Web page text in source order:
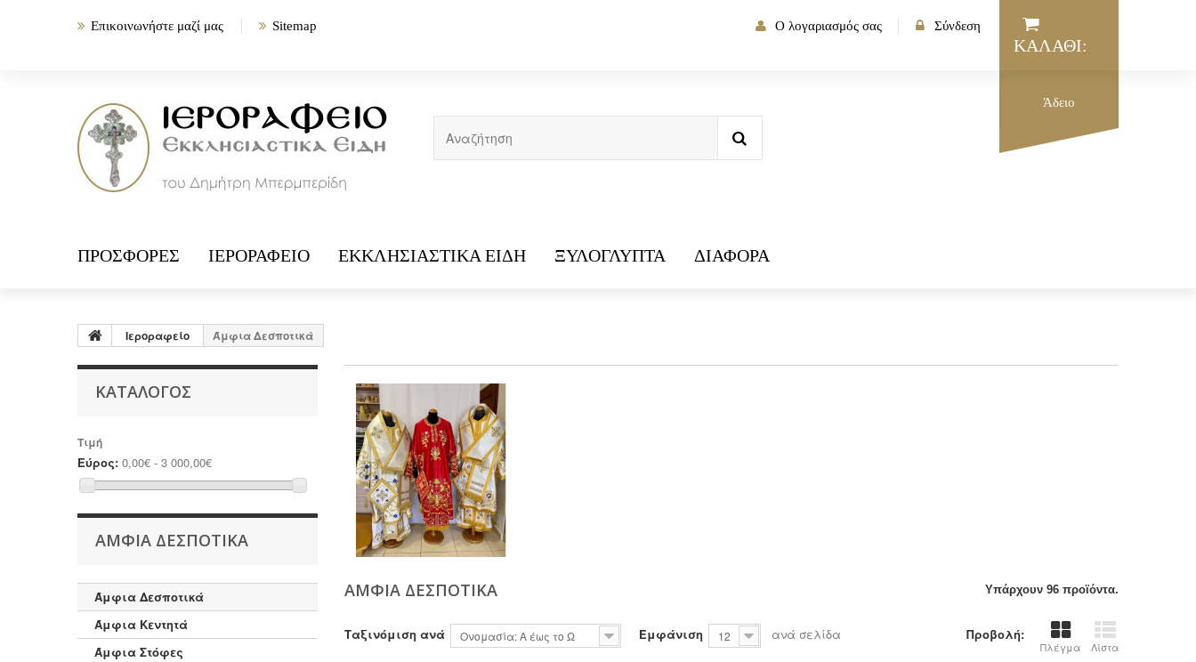
ΚΑΛΆΘΙ:
Άδειο
Σύνδεση
Ο λογαριασμός σας
Επικοινωνήστε μαζί μας Sitemap
ΠΡΟΣΦΟΡΈΣ ΙΕΡΟΡΑΦΕΊΟ ΕΚΚΛΗΣΙΑΣΤΙΚΆ ΕΊΔΗ ΞΥΛΌΓΛΥΠΤΑ ΔΙΆΦΟΡΑ
Ιεροραφείο Άμφια Δεσποτικά
ΚΑΤΆΛΟΓΟΣ
Τιμή
Εύρος: 0,00€ - 3 000,00€
ΆΜΦΙΑ ΔΕΣΠΟΤΙΚΆ
Άμφια Δεσποτικά
Άμφια Κεντητά
Άμφια Στόφες
ΆΜΦΙΑ ΔΕΣΠΟΤΙΚΆ Υπάρχουν 96 προϊόντα.
Προβολή:
Πλέγμα Λίστα
Ταξινόμιση ανά Ονομασία: Α έως το Ω Εμφάνιση 12 ανά σελίδα